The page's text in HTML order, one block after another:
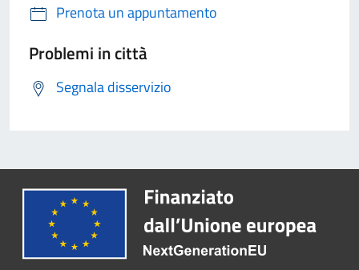
Prenota un appuntamento
Problemi in città
Segnala disservizio